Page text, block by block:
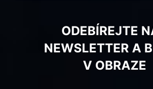
ODEBÍREJTE
NEWSLETTER A
V OBRAZE